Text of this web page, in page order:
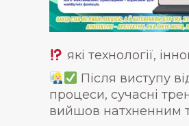
які технології,
Після виступу
процеси, сучасні
вийшов натхненним